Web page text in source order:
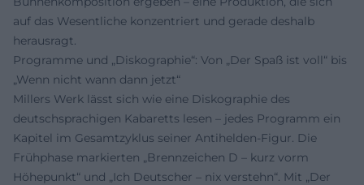
auf das Wesentliche konzentriert und gerade deshalb
herausragt.
Programme und „Diskographie“: Von „Der Spaß ist voll“ bis
„Wenn nicht wann dann jetzt“
Millers Werk lässt sich wie eine Diskographie des
deutschsprachigen Kabaretts lesen – jedes Programm ein
Kapitel im Gesamtzyklus seiner Antihelden-Figur. Die
Frühphase markierten „Brennzeichen D – kurz vorm
Höhepunkt“ und „Ich Deutscher – nix verstehn“. Mit „Der